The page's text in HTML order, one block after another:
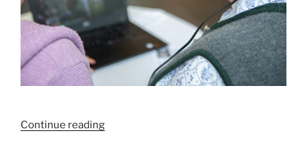
Continue reading„Gemeinsam